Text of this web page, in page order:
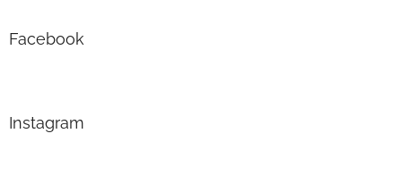
Facebook
Instagram